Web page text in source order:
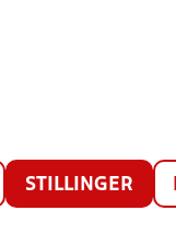
STILLINGER